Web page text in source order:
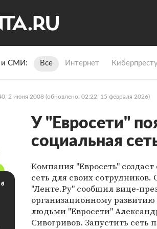
и СМИ Все Интернет
2 июня 2008 (обновлено: 02:22, 15 февраля 2026)
У "Евросети"
социальная
Компания "Евросеть"
сеть для своих сотрудников.
"Ленте.Ру" сообщил вице-
организационному развитию
людьми "Евросети"
Сивогривов. Запустить сеть